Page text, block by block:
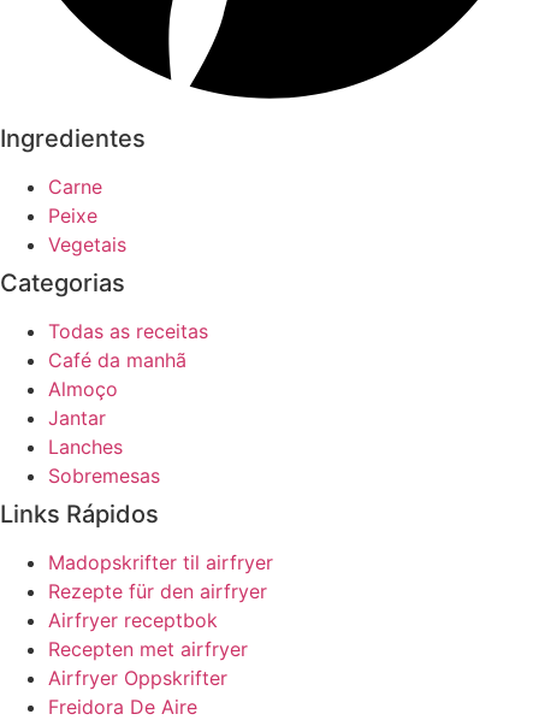
Ingredientes
Carne
Peixe
Vegetais
Categorias
Todas as receitas
Café da manhã
Almoço
Jantar
Lanches
Sobremesas
Links Rápidos
Madopskrifter til airfryer
Rezepte für den airfryer
Airfryer receptbok
Recepten met airfryer
Airfryer Oppskrifter
Freidora De Aire